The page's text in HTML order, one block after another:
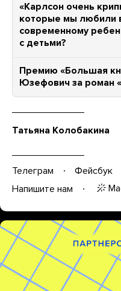
«Карлсон очень
которые мы любили
современному
с детьми?
Премию «Большая
Юзефович за роман
Татьяна Колобакина
Телеграм Фейсбук
Напишите нам